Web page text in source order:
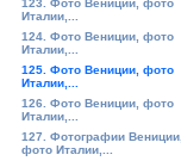
Италии,...
124. Фото Вениции, фото
Италии,...
125. Фото Вениции, фото
Италии,...
126. Фото Вениции, фото
Италии,...
127. Фотографии Вениции,
фото Италии,...